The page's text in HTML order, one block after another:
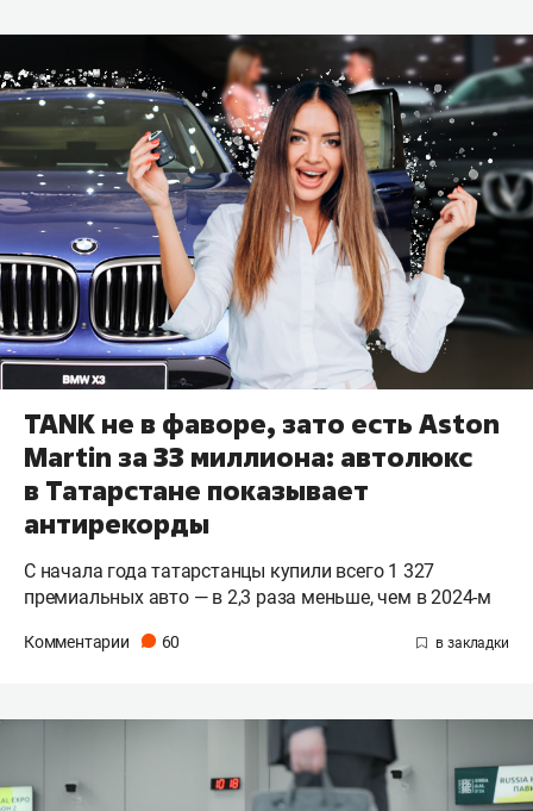
TANK не в фаворе, зато есть Aston
Martin за 33 миллиона: автолюкс
в Татарстане показывает
антирекорды
С начала года татарстанцы купили всего 1 327
премиальных авто — в 2,3 раза меньше, чем в 2024-м
Комментарии 60